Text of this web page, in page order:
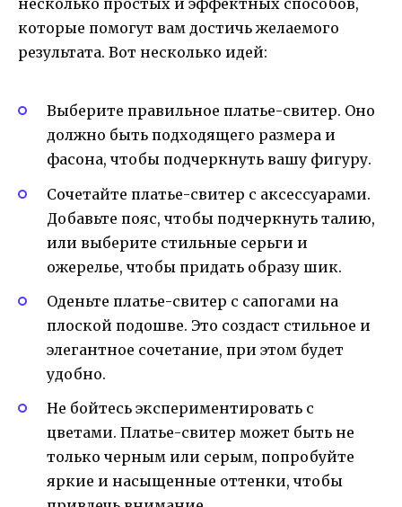
несколько простых и эффектных способов,
которые помогут вам достичь желаемого
результата. Вот несколько идей:
Выберите правильное платье-свитер. Оно
должно быть подходящего размера и
фасона, чтобы подчеркнуть вашу фигуру.
Сочетайте платье-свитер с аксессуарами.
Добавьте пояс, чтобы подчеркнуть талию,
или выберите стильные серьги и
ожерелье, чтобы придать образу шик.
Оденьте платье-свитер с сапогами на
плоской подошве. Это создаст стильное и
элегантное сочетание, при этом будет
удобно.
Не бойтесь экспериментировать с
цветами. Платье-свитер может быть не
только черным или серым, попробуйте
яркие и насыщенные оттенки, чтобы